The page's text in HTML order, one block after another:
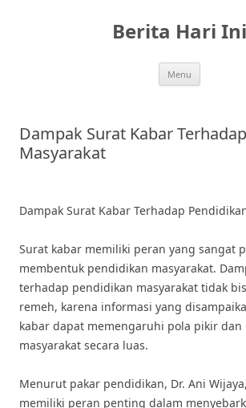
Berita Hari Ini
Menu
Dampak Surat Kabar
Masyarakat
Dampak Surat Kabar Terhadap
Surat kabar memiliki peran yang sangat
membentuk pendidikan masyarakat.
terhadap pendidikan masyarakat tidak
remeh, karena informasi yang
kabar dapat memengaruhi pola pikir dan
masyarakat secara luas.
Menurut pakar pendidikan, Dr. Ani
memiliki peran penting dalam